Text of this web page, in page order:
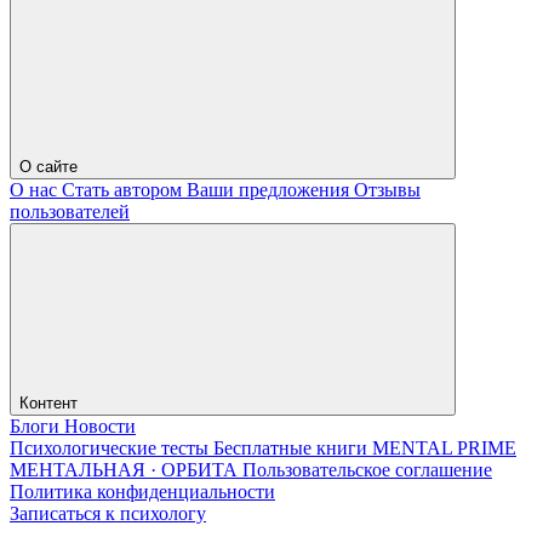
О сайте
О нас Стать автором Ваши предложения Отзывы
пользователей
Контент
Блоги Новости
Психологические тесты Бесплатные книги MENTAL PRIME
МЕНТАЛЬНАЯ · ОРБИТА Пользовательское соглашение
Политика конфиденциальности
Записаться к психологу